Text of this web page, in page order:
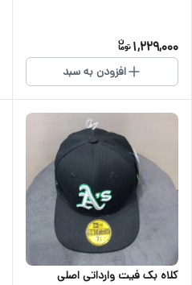
1,229,000
افزودن به سبد
کلاه بک فیت وارداتی اصلی